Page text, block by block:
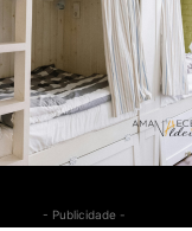
- Publicidade -